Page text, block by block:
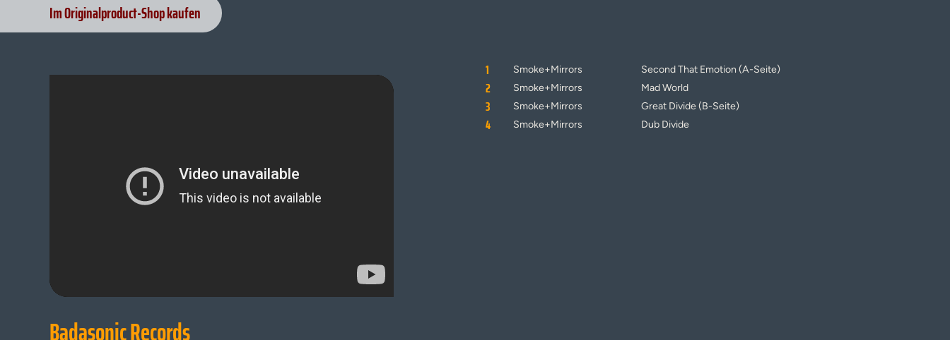
Im Originalproduct-Shop kaufen
1 Smoke+Mirrors Second That Emotion (A-Seite)
2 Smoke+Mirrors Mad World
3 Smoke+Mirrors Great Divide (B-Seite)
4 Smoke+Mirrors Dub Divide
Badasonic Records